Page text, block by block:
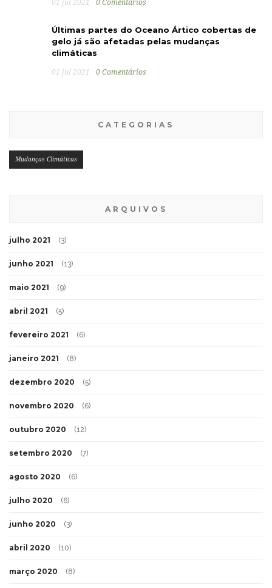
01 jul 2021 0 Comentários
Últimas partes do Oceano Ártico cobertas de
gelo já são afetadas pelas mudanças
climáticas
01 jul 2021 0 Comentários
CATEGORIAS
Mudanças Climáticas
ARQUIVOS
julho 2021 (3)
junho 2021 (13)
maio 2021 (9)
abril 2021 (5)
fevereiro 2021 (6)
janeiro 2021 (8)
dezembro 2020 (5)
novembro 2020 (6)
outubro 2020 (12)
setembro 2020 (7)
agosto 2020 (6)
julho 2020 (6)
junho 2020 (3)
abril 2020 (10)
março 2020 (8)